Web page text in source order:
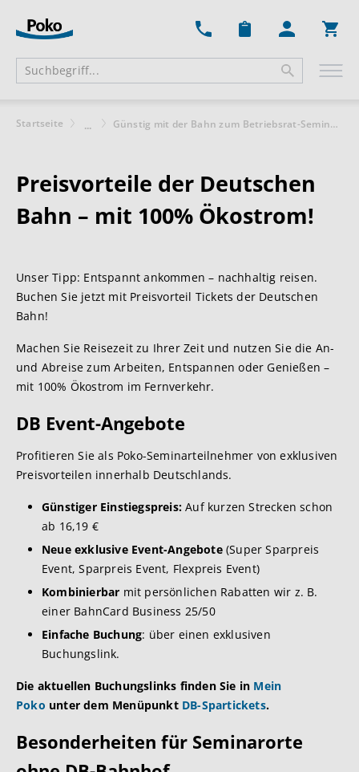
Startseite ... Günstig mit der Bahn zum Betriebsrat-Seminar mit Poko
Preisvorteile der Deutschen
Bahn – mit 100% Ökostrom!
Unser Tipp: Entspannt ankommen – nachhaltig reisen.
Buchen Sie jetzt mit Preisvorteil Tickets der Deutschen
Bahn!
Machen Sie Reisezeit zu Ihrer Zeit und nutzen Sie die An-
und Abreise zum Arbeiten, Entspannen oder Genießen –
mit 100% Ökostrom im Fernverkehr.
DB Event-Angebote
Profitieren Sie als Poko-Seminarteilnehmer von exklusiven
Preisvorteilen innerhalb Deutschlands.
Günstiger Einstiegspreis: Auf kurzen Strecken schon
ab 16,19 €
Neue exklusive Event-Angebote(Super Sparpreis
Event, Sparpreis Event, Flexpreis Event)
Kombinierbar mit persönlichen Rabatten wir z. B.
einer BahnCard Business 25/50
Einfache Buchung: über einen exklusiven
Buchungslink.
Die aktuellen Buchungslinks finden Sie in Mein
Poko unter dem Menüpunkt DB-Spartickets.
Besonderheiten für Seminarorte